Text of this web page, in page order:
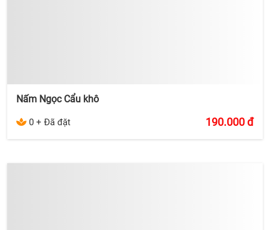
Nấm Ngọc Cẩu khô
0 + Đã đặt 190.000đ